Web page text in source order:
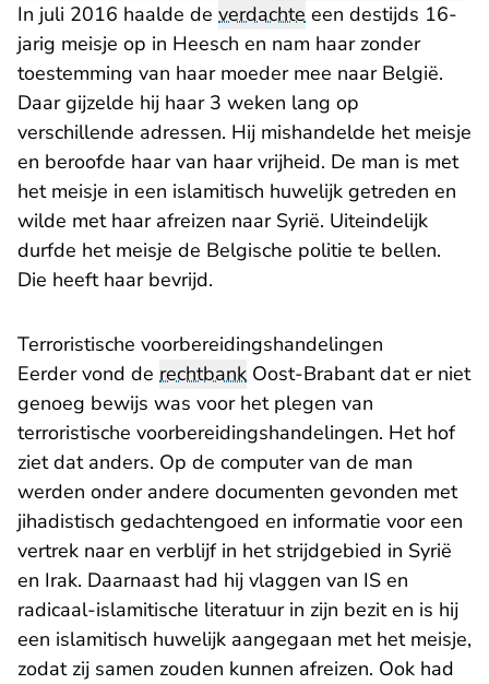
In juli 2016 haalde de verdachte een destijds 16-
jarig meisje op in Heesch en nam haar zonder
toestemming van haar moeder mee naar België.
Daar gijzelde hij haar 3 weken lang op
verschillende adressen. Hij mishandelde het meisje
en beroofde haar van haar vrijheid. De man is met
het meisje in een islamitisch huwelijk getreden en
wilde met haar afreizen naar Syrië. Uiteindelijk
durfde het meisje de Belgische politie te bellen.
Die heeft haar bevrijd.
Terroristische voorbereidingshandelingen
Eerder vond de rechtbank Oost-Brabant dat er niet
genoeg bewijs was voor het plegen van
terroristische voorbereidingshandelingen. Het hof
ziet dat anders. Op de computer van de man
werden onder andere documenten gevonden met
jihadistisch gedachtengoed en informatie voor een
vertrek naar en verblijf in het strijdgebied in Syrië
en Irak. Daarnaast had hij vlaggen van IS en
radicaal-islamitische literatuur in zijn bezit en is hij
een islamitisch huwelijk aangegaan met het meisje,
zodat zij samen zouden kunnen afreizen. Ook had